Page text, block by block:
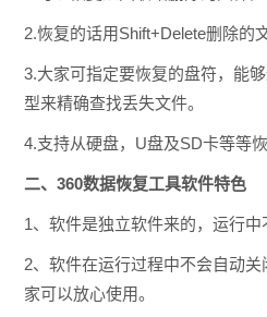
2.恢复的话用Shift+Delete删除的
3.大家可指定要恢复的盘符，能
型来精确查找丢失文件。
4.支持从硬盘，U盘及SD卡等等
二、360数据恢复工具软件特色
1、软件是独立软件来的，运行中
2、软件在运行过程中不会自动
家可以放心使用。